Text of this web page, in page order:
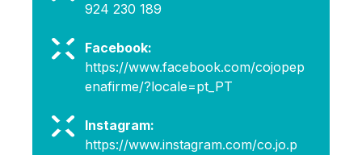
924 230 189
Facebook:
https://www.facebook.com/cojopep
enafirme/?locale=pt_PT
Instagram:
https://www.instagram.com/co.jo.p